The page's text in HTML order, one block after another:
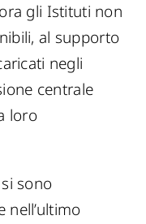
gli Istituti non
al supporto
negli
centrale
loro
sono
nell’ultimo